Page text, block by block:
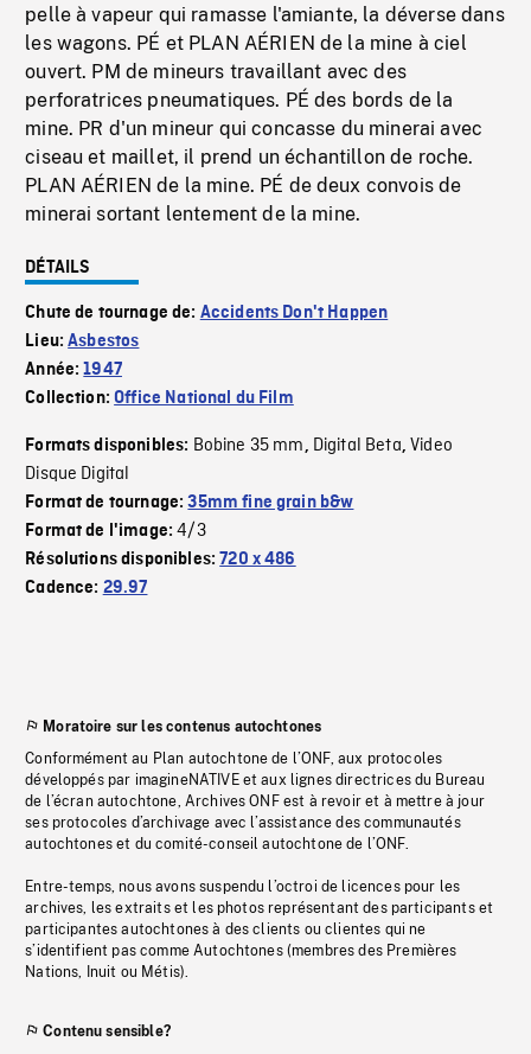
pelle à vapeur qui ramasse l'amiante, la déverse dans
les wagons. PÉ et PLAN AÉRIEN de la mine à ciel
ouvert. PM de mineurs travaillant avec des
perforatrices pneumatiques. PÉ des bords de la
mine. PR d'un mineur qui concasse du minerai avec
ciseau et maillet, il prend un échantillon de roche.
PLAN AÉRIEN de la mine. PÉ de deux convois de
minerai sortant lentement de la mine.
DÉTAILS
Chute de tournage de: Accidents Don't Happen
Lieu:Asbestos
Année:1947
Collection:Office National du Film
Formats disponibles: Bobine 35 mm, Digital Beta,Video
Disque Digital
Format de tournage:35mm fine grain b&w
Format de l'image:4/3
Résolutions disponibles:720 x 486
Cadence: 29.97
Moratoire sur les contenus autochtones
Conformément au Plan autochtone de l’ONF, aux protocoles
développés par imagineNATIVE et aux lignes directrices du Bureau
de l’écran autochtone, Archives ONF est à revoir et à mettre à jour
ses protocoles d’archivage avec l’assistance des communautés
autochtones et du comité-conseil autochtone de l’ONF.
Entre-temps, nous avons suspendu l’octroi de licences pour les
archives, les extraits et les photos représentant des participants et
participantes autochtones à des clients ou clientes qui ne
s’identifient pas comme Autochtones (membres des Premières
Nations, Inuit ou Métis).
Contenu sensible?